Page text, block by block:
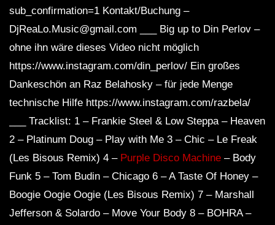
sub_confirmation=1 Kontakt/Buchung –
DjReaLo.Music@gmail.com ___ Big up to Din Perlov –
ohne ihn wäre dieses Video nicht möglich
https://www.instagram.com/din_perlov/ Ein großes
Dankeschön an Raz Belahosky – für jede Menge
technische Hilfe https://www.instagram.com/razbela/
___ Tracklist: 1 – Frankie Steel & Low Steppa – Heaven
2 – Platinum Doug – Play with Me 3 – Chic – Le Freak
(Les Bisous Remix) 4 – Purple Disco Machine – Body
Funk 5 – Tom Budin – Chicago 6 – A Taste Of Honey –
Boogie Oogie Oogie (Les Bisous Remix) 7 – Marshall
Jefferson & Solardo – Move Your Body 8 – BOHRA –